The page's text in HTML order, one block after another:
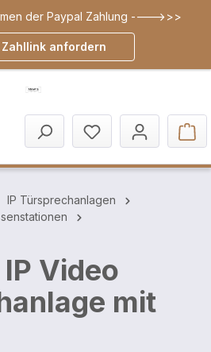
der Paypal Zahlung ---->>>
Zahllink anfordern
IP Türsprechanlagen
Video
mit